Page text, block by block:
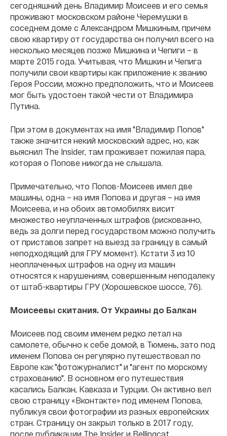
сегодняшний день Владимир Моисеев и его семья
проживают московском районе Черемушки в
соседнем доме с Александром Мишкиным, причем
свою квартиру от государства он получил всего на
несколько месяцев позже Мишкина и Чепиги – в
марте 2015 года. Учитывая, что Мишкин и Чепига
получили свои квартиры как приложение к званию
Героя России, можно предположить, что и Моисеев
мог быть удостоен такой чести от Владимира
Путина.
При этом в документах на имя "Владимир Попов"
также значится некий московский адрес, но, как
выяснил The Insider, там проживает пожилая пара,
которая о Попове никогда не слышала.
Примечательно, что Попов-Моисеев имел две
машины, одна – на имя Попова и другая – на имя
Моисеева, и на обоих автомобилях висит
множество неуплаченных штрафов (рискованно,
ведь за долги перед государством можно получить
от приставов запрет на выезд за границу в самый
неподходящий для ГРУ момент). Кстати 3 из 10
неоплаченных штрафов на одну из машин
относятся к нарушениям, совершенным неподалеку
от штаб-квартиры ГРУ (Хорошевское шоссе, 76).
Моисеевы скитания. От Украины до Балкан
Моисеев под своим именем редко летал на
самолете, обычно к себе домой, в Тюмень, зато под
именем Попова он регулярно путешествовал по
Европе как "фотожурналист" и "агент по морскому
страхованию". В основном его путешествия
касались Балкан, Кавказа и Турции. Он активно вел
свою страницу «Вконтакте» под именем Попова,
публикуя свои фотографии из разных европейских
стран. Страницу он закрыл только в 2017 году,
после публикации The Insider и Bellingcat